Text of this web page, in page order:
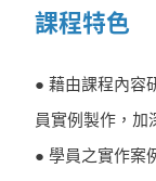
課程特色
● 藉由課程內容
員實例製作，加
● 學員之實作案